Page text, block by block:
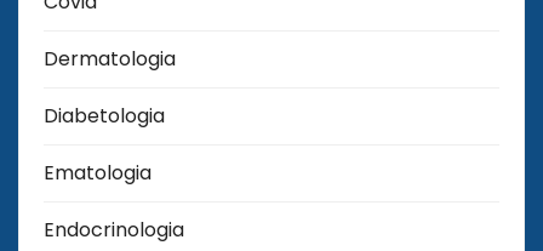
Dermatologia
Diabetologia
Ematologia
Endocrinologia